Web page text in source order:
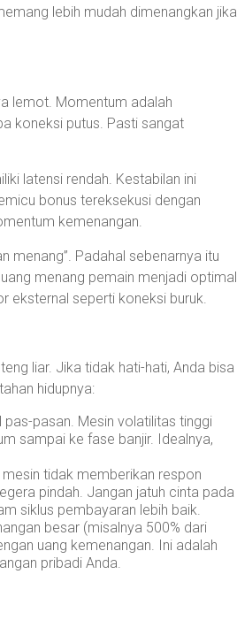
lebih mudah dimenangkan jika
lemot. Momentum adalah
koneksi putus. Pasti sangat
latensi rendah. Kestabilan ini
bonus tereksekusi dengan
kemenangan.
menang”. Padahal sebenarnya itu
menang pemain menjadi optimal
eksternal seperti koneksi buruk.
liar. Jika tidak hati-hati, Anda bisa
hidupnya:
pasan. Mesin volatilitas tinggi
sampai ke fase banjir. Idealnya,
tidak memberikan respon
pindah. Jangan jatuh cinta pada
siklus pembayaran lebih baik.
besar (misalnya 500% dari
uang kemenangan. Ini adalah
pribadi Anda.